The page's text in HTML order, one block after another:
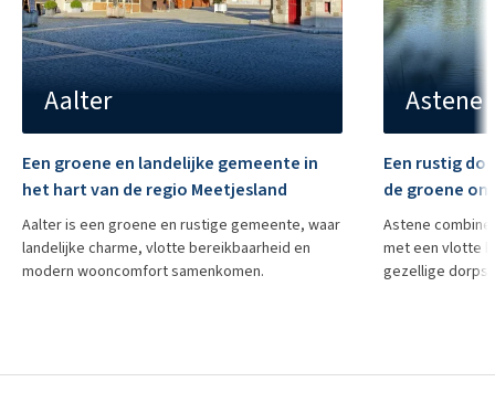
Lichtrijk appartement met 2 slaapkamers en zonnig terras
VERHUURD
Aalter
Een groene en landelijke gemeente in
het hart van de regio Meetjesland
Aalter is een groene en rustige gemeente, waar
landelijke charme, vlotte bereikbaarheid en
modern wooncomfort samenkomen.
Astene
Een rustig
de groene
Astene
met een vlotte
gezellige